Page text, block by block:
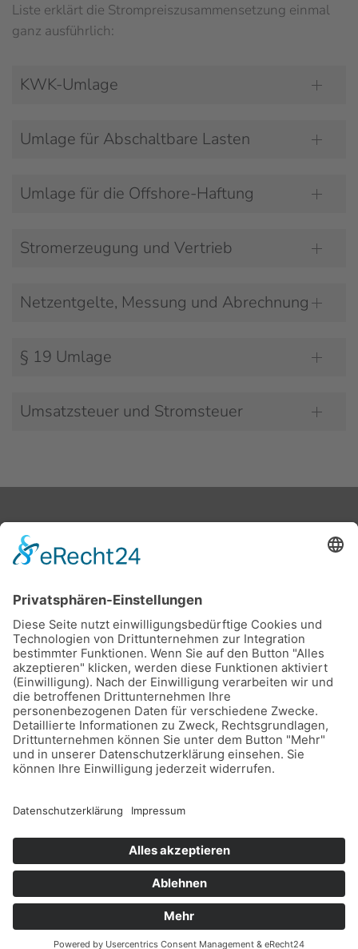
Liste erklärt die Strompreiszusammensetzung einmal
ganz ausführlich:
KWK-Umlage
Umlage für Abschaltbare Lasten
Umlage für die Offshore-Haftung
Stromerzeugung und Vertrieb
Netzentgelte, Messung und Abrechnung
§ 19 Umlage
Umsatzsteuer und Stromsteuer
Stadtwerke Buxtehude GmbH, Ziegelkamp 8, 21614
Buxtehude
Karriere Downloads
Schlichtungsstelle
Vertrag kündigen
Sitemap
Leichte Sprache